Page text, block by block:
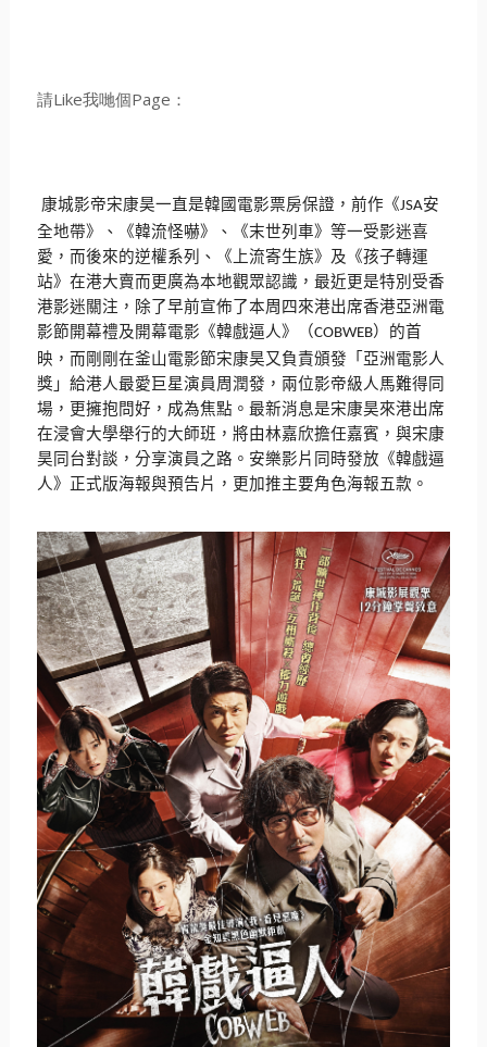
請Like我哋個Page：
康城影帝宋康昊一直是韓國電影票房保證，前作《JSA安
全地帶》
、《韓流怪嚇》、《末世列車》等一受影迷喜
愛， 而後來的逆權系列、《上流寄生族》及《孩子轉運
站》 在港大賣而更廣為本地觀眾認識，最近更是特別受香
港影迷關注， 除了早前宣佈了本周四來港出席香港亞洲電
影節開幕禮及開幕電影《韓戲逼人》（COBWEB）的首
映， 而剛剛在釜山電影節宋康昊又負責頒發「亞洲電影人
獎」 給港人最愛巨星演員周潤發，兩位影帝級人馬難得同
場， 更擁抱問好，成為焦點。 最新消息是宋康昊來港出席
在浸會大學舉行的大師班， 將由林嘉欣擔任嘉賓，與宋康
昊同台對談，分享演員之路。 安樂影片同時發放《韓戲逼
人》正式版海報與預告片， 更加推主要角色海報五款。